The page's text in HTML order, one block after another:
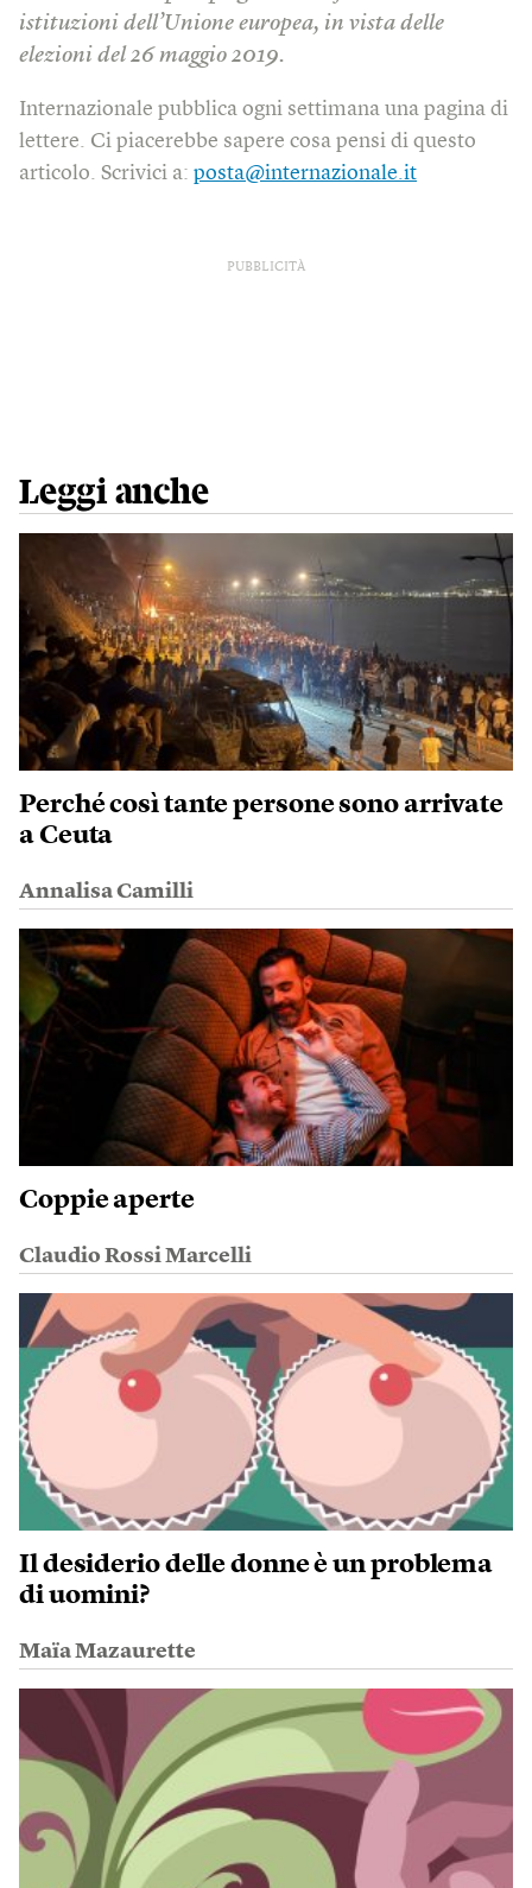
istituzioni dell’Unione europea, in vista delle
elezioni del 26 maggio 2019.
Internazionale pubblica ogni settimana una pagina di
lettere. Ci piacerebbe sapere cosa pensi di questo
articolo. Scrivici a: posta@internazionale.it
PUBBLICITÀ
Leggi anche
Perché così tante persone sono arrivate
a Ceuta
Annalisa Camilli
Coppie aperte
Claudio Rossi Marcelli
Il desiderio delle donne è un problema
di uomini?
Maïa Mazaurette